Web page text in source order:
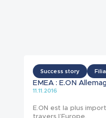
Success story
EMEA : E.ON
11.11.2016
E.ON est la plus
travers l’Europe.